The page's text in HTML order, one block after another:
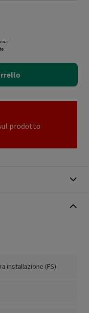
prodotto
installazione (FS)